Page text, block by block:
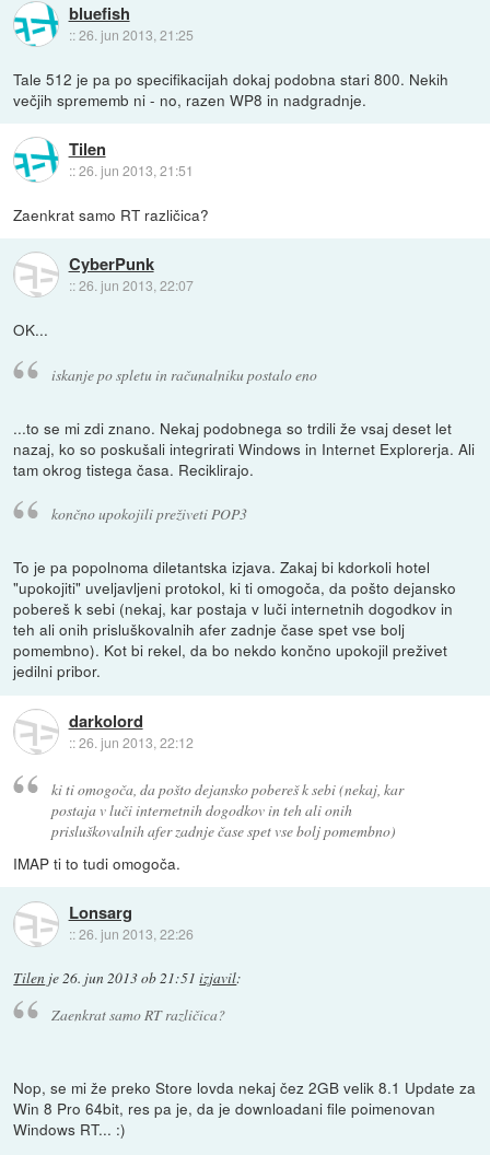
bluefish
::26. jun 2013, 21:25
Tale 512 je pa po specifikacijah dokaj podobna stari 800. Nekih
večjih sprememb ni - no, razen WP8 in nadgradnje.
Tilen
::26. jun 2013, 21:51
Zaenkrat samo RT različica?
CyberPunk
::26. jun 2013, 22:07
OK...
iskanje po spletu in računalniku postalo eno
...to se mi zdi znano. Nekaj podobnega so trdili že vsaj deset let
nazaj, ko so poskušali integrirati Windows in Internet Explorerja. Ali
tam okrog tistega časa. Reciklirajo.
končno upokojili preživeti POP3
To je pa popolnoma diletantska izjava. Zakaj bi kdorkoli hotel
"upokojiti" uveljavljeni protokol, ki ti omogoča, da pošto dejansko
pobereš k sebi (nekaj, kar postaja v luči internetnih dogodkov in
teh ali onih prisluškovalnih afer zadnje čase spet vse bolj
pomembno). Kot bi rekel, da bo nekdo končno upokojil preživet
jedilni pribor.
darkolord
::26. jun 2013, 22:12
ki ti omogoča, da pošto dejansko pobereš k sebi (nekaj, kar
postaja v luči internetnih dogodkov in teh ali onih
prisluškovalnih afer zadnje čase spet vse bolj pomembno)
IMAP ti to tudi omogoča.
Lonsarg
::26. jun 2013, 22:26
Tilen je26. jun 2013 ob 21:51 izjavil:
Zaenkrat samo RT različica?
Nop, se mi že preko Store lovda nekaj čez 2GB velik 8.1 Update za
Win 8 Pro 64bit, res pa je, da je downloadani file poimenovan
Windows RT... :)